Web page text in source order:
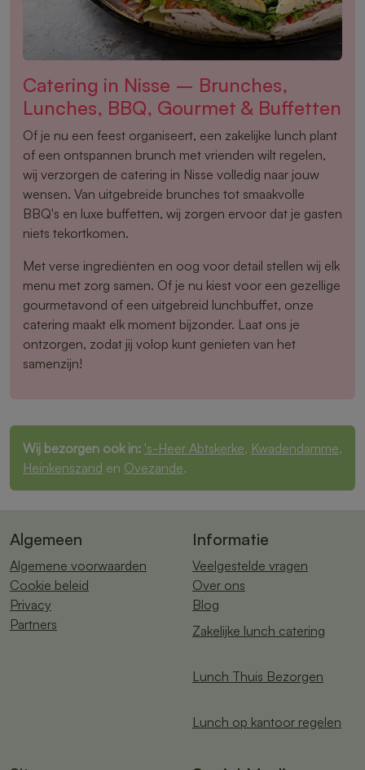
Catering in Nisse – Brunches,
Lunches, BBQ, Gourmet & Buffetten
Of je nu een feest organiseert, een zakelijke lunch plant
of een ontspannen brunch met vrienden wilt regelen,
wij verzorgen de catering in Nisse volledig naar jouw
wensen. Van uitgebreide brunches tot smaakvolle
BBQ's en luxe buffetten, wij zorgen ervoor dat je gasten
niets tekortkomen.
Met verse ingrediënten en oog voor detail stellen wij elk
menu met zorg samen. Of je nu kiest voor een gezellige
gourmetavond of een uitgebreid lunchbuffet, onze
catering maakt elk moment bijzonder. Laat ons je
ontzorgen, zodat jij volop kunt genieten van het
samenzijn!
Wij bezorgen ook in: 's-Heer Abtskerke, Kwadendamme,
Heinkenszand en Ovezande.
Algemeen
Algemene voorwaarden
Cookie beleid
Privacy
Partners
Informatie
Veelgestelde vragen
Over ons
Blog
Zakelijke lunch catering
Lunch Thuis Bezorgen
Lunch op kantoor regelen